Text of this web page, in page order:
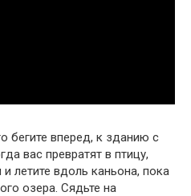
бегите вперед, к зданию с
вас превратят в птицу,
летите вдоль каньона, пока
озера. Сядьте на